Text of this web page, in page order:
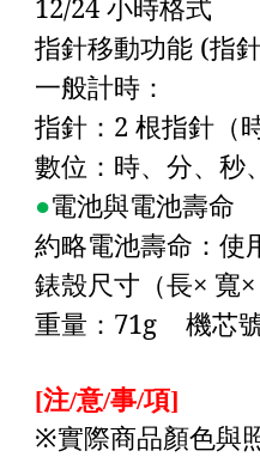
指針移動功能 (指
一般計時：
指針： 2 根指針（
數位：時、分、秒
●電池與電池壽命
約略電池壽命：使
錶殼尺寸（長× 寬×
重量： 71g 機芯
[注/意/事/項]
※實際商品顏色與